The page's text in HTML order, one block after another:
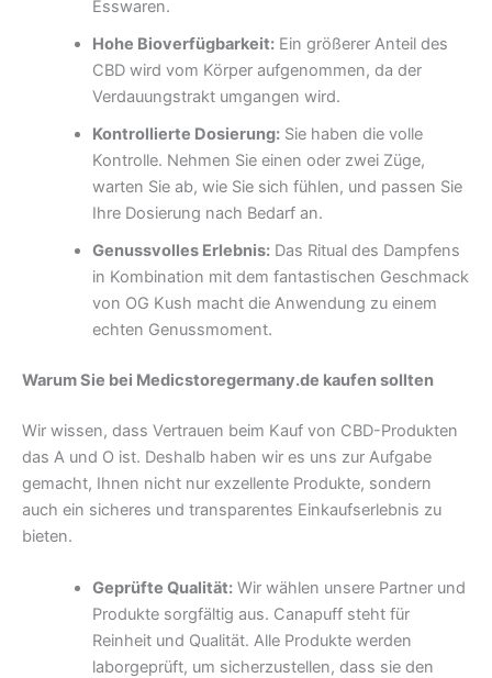
Esswaren.
Hohe Bioverfügbarkeit:Ein größerer Anteil des
CBD wird vom Körper aufgenommen, da der
Verdauungstrakt umgangen wird.
Kontrollierte Dosierung:Sie haben die volle
Kontrolle. Nehmen Sie einen oder zwei Züge,
warten Sie ab, wie Sie sich fühlen, und passen Sie
Ihre Dosierung nach Bedarf an.
Genussvolles Erlebnis:Das Ritual des Dampfens
in Kombination mit dem fantastischen Geschmack
von OG Kush macht die Anwendung zu einem
echten Genussmoment.
Warum Sie bei Medicstoregermany.de kaufen sollten
Wir wissen, dass Vertrauen beim Kauf von CBD-Produkten
das A und O ist. Deshalb haben wir es uns zur Aufgabe
gemacht, Ihnen nicht nur exzellente Produkte, sondern
auch ein sicheres und transparentes Einkaufserlebnis zu
bieten.
Geprüfte Qualität:Wir wählen unsere Partner und
Produkte sorgfältig aus. Canapuff steht für
Reinheit und Qualität. Alle Produkte werden
laborgeprüft, um sicherzustellen, dass sie den